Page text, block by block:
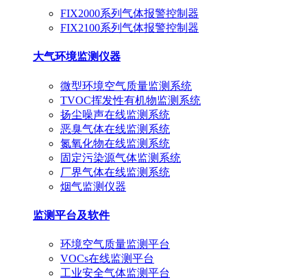
FIX2000系列气体报警控制器
FIX2100系列气体报警控制器
大气环境监测仪器
微型环境空气质量监测系统
TVOC挥发性有机物监测系统
扬尘噪声在线监测系统
恶臭气体在线监测系统
氮氧化物在线监测系统
固定污染源气体监测系统
厂界气体在线监测系统
烟气监测仪器
监测平台及软件
环境空气质量监测平台
VOCs在线监测平台
工业安全气体监测平台